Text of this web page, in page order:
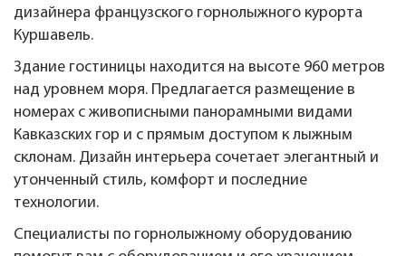
дизайнера французского горнолыжного курорта
Куршавель.
Здание гостиницы находится на высоте 960 метров
над уровнем моря. Предлагается размещение в
номерах с живописными панорамными видами
Кавказских гор и с прямым доступом к лыжным
склонам. Дизайн интерьера сочетает элегантный и
утонченный стиль, комфорт и последние
технологии.
Специалисты по горнолыжному оборудованию